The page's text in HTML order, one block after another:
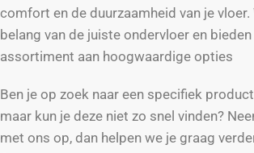
comfort en de duurzaamheid van je
belang van de juiste ondervloer en
assortiment aan hoogwaardige opties
Ben je op zoek naar een specifiek
maar kun je deze niet zo snel vinden?
met ons op, dan helpen we je graag